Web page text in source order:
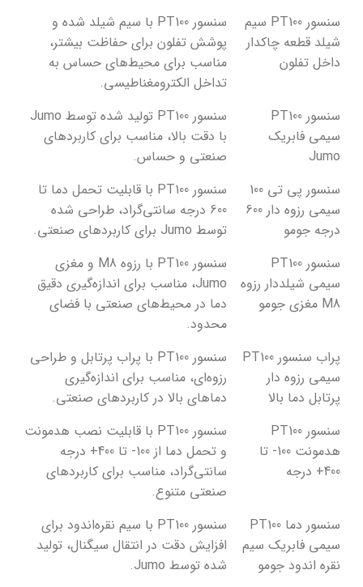
سنسور PT100 سیم
شیلد قطعه چاکدار
داخل تفلون
سنسور PT100 با سیم شیلد شده و
پوشش تفلون برای حفاظت بیشتر،
مناسب برای محیط‌های حساس به
تداخل الکترومغناطیسی.
سنسور PT100
سیمی فابریک
Jumo
سنسور PT100 تولید شده توسط Jumo
با دقت بالا، مناسب برای کاربردهای
صنعتی و حساس.
سنسور پی تی 100
سیمی رزوه دار 600
درجه جومو
سنسور PT100 با قابلیت تحمل دما تا
600 درجه سانتی‌گراد، طراحی شده
توسط Jumo برای کاربردهای صنعتی.
سنسور PT100
سیمی شیلددار رزوه
M8 مغزی جومو
سنسور PT100 با رزوه M8 و مغزی
Jumo، مناسب برای اندازه‌گیری دقیق
دما در محیط‌های صنعتی با فضای
محدود.
پراب سنسور PT100
سیمی رزوه دار
پرتابل دما بالا
سنسور PT100 با پراب پرتابل و طراحی
رزوه‌ای، مناسب برای اندازه‌گیری
دماهای بالا در کاربردهای صنعتی.
سنسور PT100
هدمونت 100- تا
400+ درجه
سنسور PT100 با قابلیت نصب هدمونت
و تحمل دما از 100- تا 400+ درجه
سانتی‌گراد، مناسب برای کاربردهای
صنعتی متنوع.
سنسور دما PT100
سیمی فابریک سیم
نقره اندود جومو
سنسور PT100 با سیم نقره‌اندود برای
افزایش دقت در انتقال سیگنال، تولید
شده توسط Jumo.